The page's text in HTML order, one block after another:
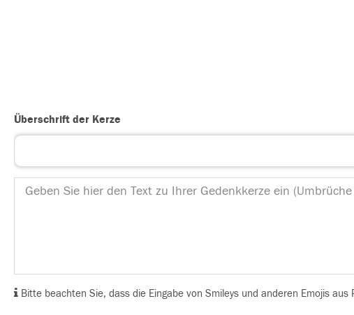
Überschrift der Kerze
Bitte beachten Sie, dass die Eingabe von Smileys und anderen Emojis aus